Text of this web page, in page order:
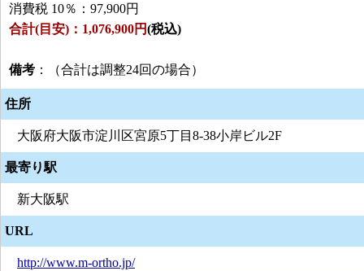
消費税 10％：97,900円
合計(目安)：1,076,900円(税込)
備考 ：（合計は調整24回の場合）
住所
大阪府大阪市淀川区宮原5丁目8-38小岸ビル2F
最寄り駅
新大阪駅
URL
http://www.m-ortho.jp/